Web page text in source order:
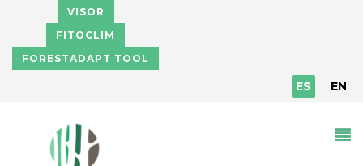
Pasar al contenido principal
VISOR
FITOCLIM
FORESTADAPT TOOL
ES EN